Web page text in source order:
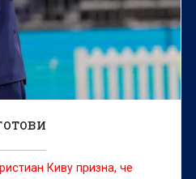
Киву призна, че